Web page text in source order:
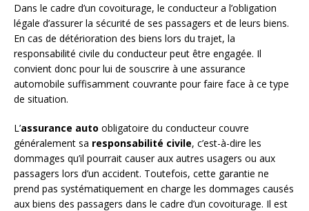
Dans le cadre d’un covoiturage, le conducteur a l’obligation
légale d’assurer la sécurité de ses passagers et de leurs biens.
En cas de détérioration des biens lors du trajet, la
responsabilité civile du conducteur peut être engagée. Il
convient donc pour lui de souscrire à une assurance
automobile suffisamment couvrante pour faire face à ce type
de situation.
L’assurance auto obligatoire du conducteur couvre
généralement sa responsabilité civile, c’est-à-dire les
dommages qu’il pourrait causer aux autres usagers ou aux
passagers lors d’un accident. Toutefois, cette garantie ne
prend pas systématiquement en charge les dommages causés
aux biens des passagers dans le cadre d’un covoiturage. Il est